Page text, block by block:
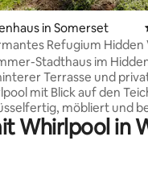
4,97 von 5,
in Somerset
Refugium Hidden
+ 3 Bäder
Stadthaus im
Terrasse und
mit Blick auf den
möbliert und
um es zu deinem ganz
zu machen. Küche
Whirlpool in